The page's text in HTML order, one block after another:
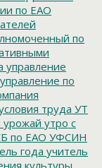
по ЕАО
по
управление
управление по
труда УТ
урожай утро с
по ЕАО УФСИН
года учитель
культуры